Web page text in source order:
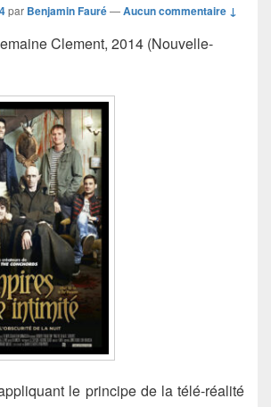
par Benjamin Fauré—Aucun commentaire ↓
Clement, 2014 (Nouvelle-
le principe de la télé-réalité